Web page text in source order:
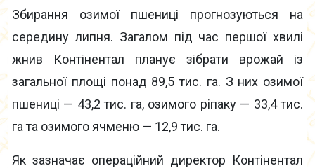
Збирання озимої пшениці прогнозуються на
середину липня. Загалом під час першої хвилі
жнив Контінентал планує зібрати врожай із
загальної площі понад 89,5 тис. га. З них озимої
пшениці — 43,2 тис. га, озимого ріпаку — 33,4 тис.
га та озимого ячменю — 12,9 тис. га.
Як зазначає операційний директор Контінентал